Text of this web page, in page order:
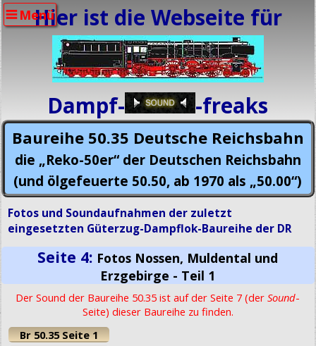
Menü
Hier ist die Webseite für
Dampf- -freaks
Baureihe 50.35 Deutsche Reichsbahn
die „Reko-50er“ der Deutschen Reichsbahn
(und ölgefeuerte 50.50, ab 1970 als „50.00“)
Fotos und Soundaufnahmen der zuletzt
eingesetzten Güterzug-Dampflok-Baureihe der DR
Seite 4: Fotos Nossen, Muldental und
Erzgebirge - Teil 1
Der Sound der Baureihe 50.35 ist auf der Seite 7 (derSound-
Seite) dieser Baureihe zu finden.
Br 50.35 Seite 1